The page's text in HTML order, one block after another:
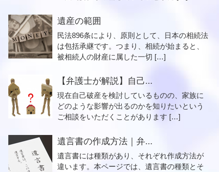
遺産の範囲
民法896条により、原則として、日本の相続法
は包括承継です。つまり、相続が始まると、
被相続人の財産に属した一切 […]
【弁護士が解説】自己...
現在自己破産を検討しているものの、家族に
どのような影響が出るのかを知りたいという
ご相談をいただくことがあります […]
遺言書の作成方法｜弁...
遺言書には種類があり、それぞれ作成方法が
違います。本ページでは、遺言書の種類とそ